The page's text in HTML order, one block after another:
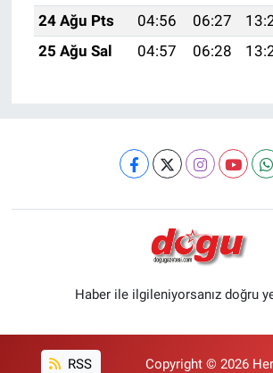
24 Ağu Pts
04:56 06:27
25 Ağu Sal
04:57 06:28
Haber ile ilgileniyorsanız doğru
RSS Copyright © 2026 Her